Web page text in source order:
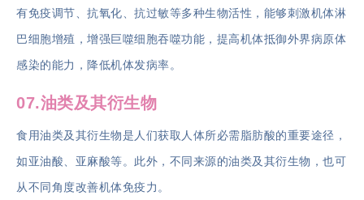
有免疫调节、抗氧化、抗过敏等多种生物活性，能够刺激机体淋
巴细胞增殖，增强巨噬细胞吞噬功能，提高机体抵御外界病原体
感染的能力，降低机体发病率。
07.油类及其衍生物
食用油类及其衍生物是人们获取人体所必需脂肪酸的重要途径，
如亚油酸、亚麻酸等。此外，不同来源的油类及其衍生物，也可
从不同角度改善机体免疫力。